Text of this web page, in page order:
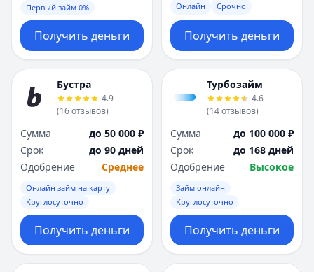
Первый займ 0%
Получить деньги
Онлайн Срочно
Получить деньги
Бустра
4.9
(16отзывов)
Сумма
до 50 000 ₽
Срок
до 90 дней
Одобрение
Среднее
Онлайн займ на карту
Круглосуточно
Получить деньги
Турбозайм
4.6
(14отзывов)
Сумма
до 100 000 ₽
Срок
до 168 дней
Одобрение
Высокое
Займ онлайн
Круглосуточно
Получить деньги